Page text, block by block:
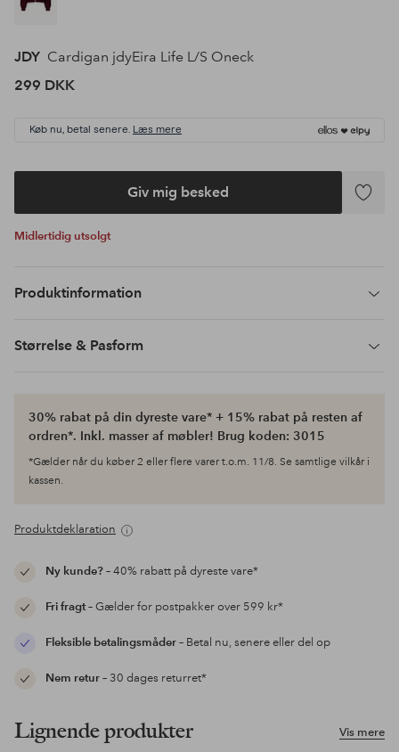
JDY Cardigan jdyEira Life L/S Oneck
299 DKK
Køb nu, betal senere. Læs mere
Giv mig besked
Tilføj
Midlertidig utsolgt
Produktinformation
Størrelse & Pasform
30% rabat på din dyreste vare* + 15% rabat på resten af
ordren*. Inkl. masser af møbler! Brug koden: 3015
*Gælder når du køber 2 eller flere varer t.o.m. 11/8. Se samtlige vilkår i
kassen.
Produktdeklaration
Ny kunde?– 40% rabatt på dyreste vare*
Fri fragt– Gælder for postpakker over 599 kr*
Fleksible betalingsmåder– Betal nu, senere eller del op
Nem retur– 30 dages returret*
Vis mere
Lignende produkter